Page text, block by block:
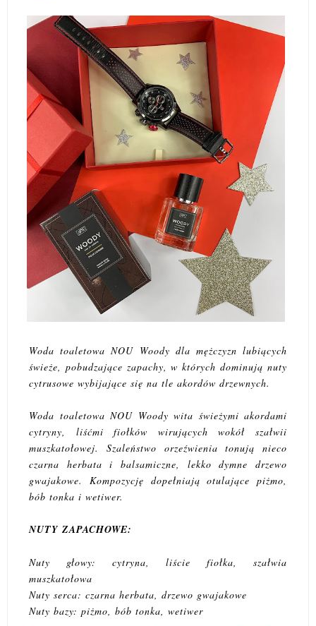
Woda toaletowa NOU Woody dla mężczyzn lubiących
świeże, pobudzające zapachy, w których dominują nuty
cytrusowe wybijające się na tle akordów drzewnych.
Woda toaletowa NOU Woody wita świeżymi akordami
cytryny, liśćmi fiołków wirujących wokół szałwii
muszkatołowej. Szaleństwo orzeźwienia tonują nieco
czarna herbata i balsamiczne, lekko dymne drzewo
gwajakowe. Kompozycję dopełniają otulające piżmo,
bób tonka i wetiwer.
NUTY ZAPACHOWE:
Nuty głowy: cytryna, liście fiołka, szałwia
muszkatołowa
Nuty serca: czarna herbata, drzewo gwajakowe
Nuty bazy: piżmo, bób tonka, wetiwer